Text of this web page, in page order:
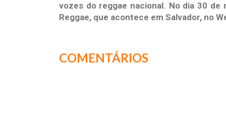
vozes do reggae nacional. No dia 30 de
Reggae, que acontece em Salvador, no
COMENTÁRIOS